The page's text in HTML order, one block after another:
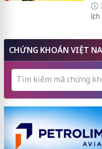
lịch
CHỨNG KHOÁN VIỆT
Tìm kiếm mã chứng